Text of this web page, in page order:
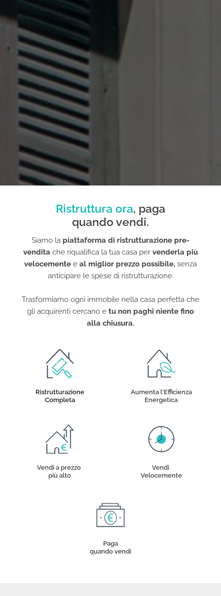
Ristruttura ora, paga
quando vendi.
Siamo la piattaforma di ristrutturazione pre-
vendita che riqualifica la tua casa per venderla più
velocemente e al miglior prezzo possibile, senza
anticipare le spese di ristrutturazione.
Trasformiamo ogni immobile nella casa perfetta che
gli acquirenti cercano e tu non paghi niente fino
alla chiusura.
Ristrutturazione
Completa
Aumenta l'Efficienza
Energetica
Vendi a prezzo
più alto
Vendi
Velocemente
Paga
quando vendi